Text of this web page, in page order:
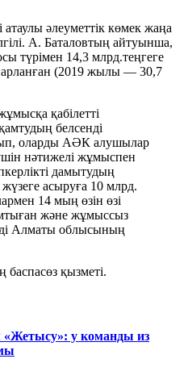
әлеуметтік көмек жаңа
А. Баталовтың айтуынша,
түрімен 14,3 млрд.теңгеге
(2019 жылы — 30,7
қабілетті
белсенді
оларды АӘК алушылар
нәтижелі жұмыспен
дамытудың
асыруға 10 млрд.
14 мың өзін өзі
және жұмыссыз
Алматы облысының
қызметі.
«Жетысу»: у команды из